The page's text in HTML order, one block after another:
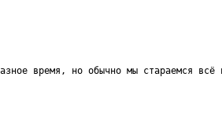
время, но обычно мы стараемся